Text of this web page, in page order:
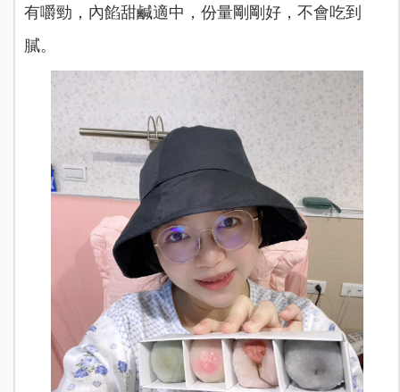
有嚼勁，內餡甜鹹適中，份量剛剛好，不會吃到
膩。